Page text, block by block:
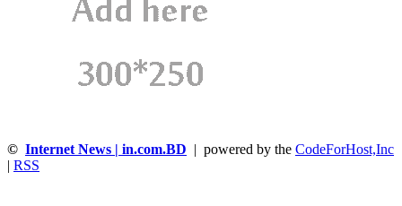
© Internet News | in.com.BD | powered by the CodeForHost,Inc
RSS